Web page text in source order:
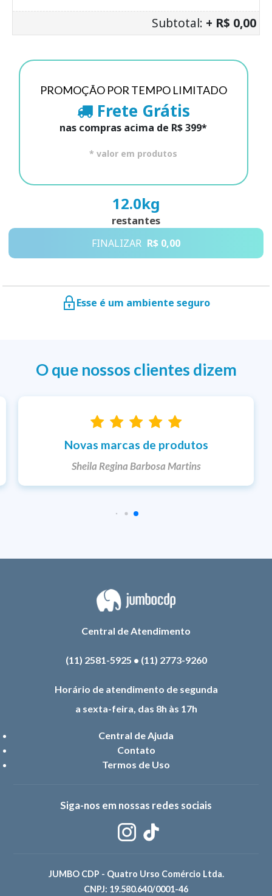
Subtotal: + R$ 0,00
PROMOÇÃO POR TEMPO LIMITADO
Frete Grátis
nas compras acima de R$ 399*
* valor em produtos
12.0kg
restantes
FINALIZAR R$ 0,00
Esse é um ambiente seguro
O que nossos clientes dizem
Entrega rápida
Ketlem
Central de Atendimento
(11) 2581-5925 • (11) 2773-9260
Horário de atendimento de segunda
a sexta-feira, das 8h às 17h
Central de Ajuda
Contato
Termos de Uso
Siga-nos em nossas redes sociais
JUMBO CDP - Quatro Urso Comércio Ltda.
CNPJ: 19.580.640/0001-46